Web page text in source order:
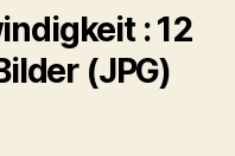
: 12
(JPG)